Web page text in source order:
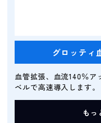
グロッティ
血管拡張、血流140％ア
ベルで高速導入します。
もっ